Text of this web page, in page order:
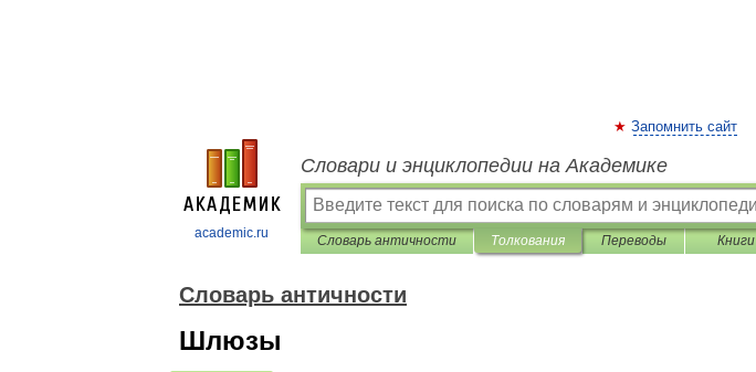
academic.ru
Запомнить сайт
Словари и энциклопедии на Академике
Словарь античности Толкования Переводы Книги
Словарь античности
Шлюзы